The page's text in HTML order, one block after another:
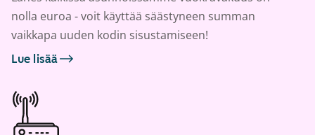
nolla euroa - voit käyttää säästyneen summan
vaikkapa uuden kodin sisustamiseen!
Lue lisää